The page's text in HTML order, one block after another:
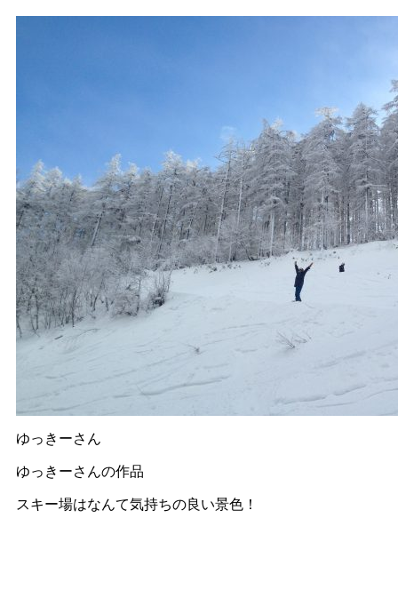
ゆっきーさん
ゆっきーさんの作品
スキー場はなんて気持ちの良い景色！